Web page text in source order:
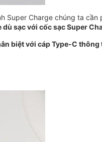
Super Charge chúng ta cần
sạc với cốc sạc Super
biệt với cáp Type-C